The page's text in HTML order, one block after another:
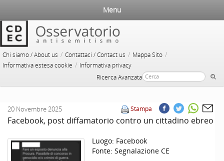
Chi siamo / About us / Contattaci / Contact us / Mappa Sito /
Informativa estesa cookie / Informativa privacy
Ricerca Avanzata
Menu
Stampa
20 Novembre 2025
Facebook, post diffamatorio contro un cittadino ebreo
Luogo: Facebook
Fonte: Segnalazione CE